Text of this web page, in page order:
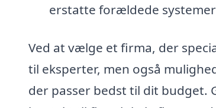
erstatte forældede
Ved at vælge et firma, der
til eksperter, men også
der passer bedst til dit budget.